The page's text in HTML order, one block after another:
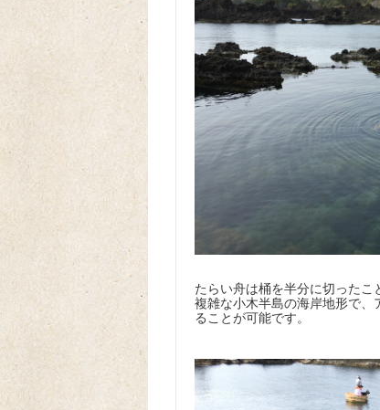
たらい舟は桶を半分に切ったこ
複雑な小木半島の海岸地形で、
ることが可能です。